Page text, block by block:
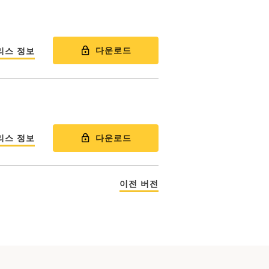
스 정보 다운로드
스 정보 다운로드
이전 버전